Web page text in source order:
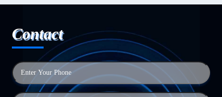
Contact